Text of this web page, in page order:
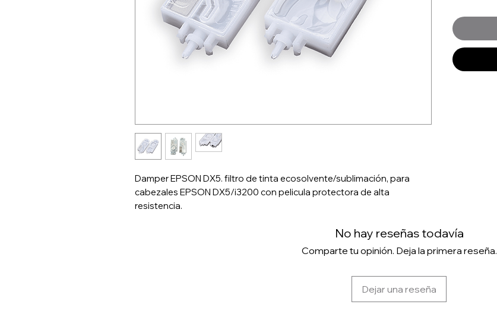
Damper EPSON DX5. filtro de tinta ecosolvente/sublimación, para
cabezales EPSON DX5/i3200 con pelicula protectora de alta
resistencia.
No hay reseñas todavía
Comparte tu opinión. Deja la primera reseña.
Dejar una reseña